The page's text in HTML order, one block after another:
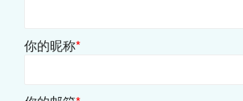
你的昵称*